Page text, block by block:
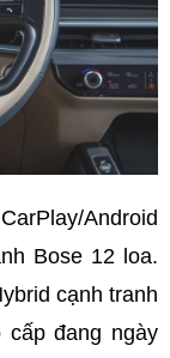
Android
Bose 12 loa.
cạnh tranh
đang ngày